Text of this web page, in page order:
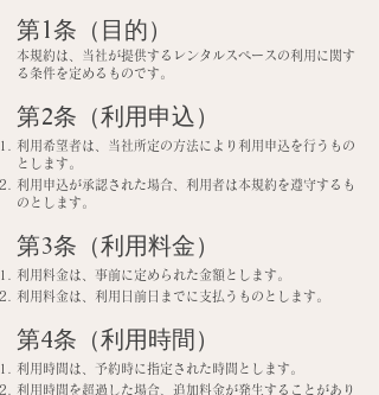
第1条（目的）
本規約は、当社が提供するレンタルスペースの利用に関す
る条件を定めるものです。
第2条（利用申込）
利用希望者は、当社所定の方法により利用申込を行うもの
とします。
利用申込が承認された場合、利用者は本規約を遵守するも
のとします。
第3条（利用料金）
利用料金は、事前に定められた金額とします。
利用料金は、利用日前日までに支払うものとします。
第4条（利用時間）
利用時間は、予約時に指定された時間とします。
利用時間を超過した場合、追加料金が発生することがあり